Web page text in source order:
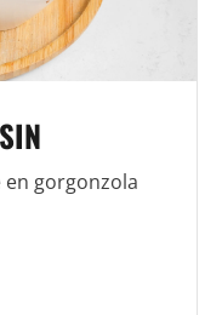
en gorgonzola